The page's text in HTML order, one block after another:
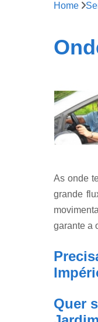
Home
As onde
grande
garante a
Quer